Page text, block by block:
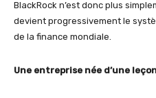
BlackRock n’est donc plus
devient progressivement le
de la finance mondiale.
Une entreprise née d’une